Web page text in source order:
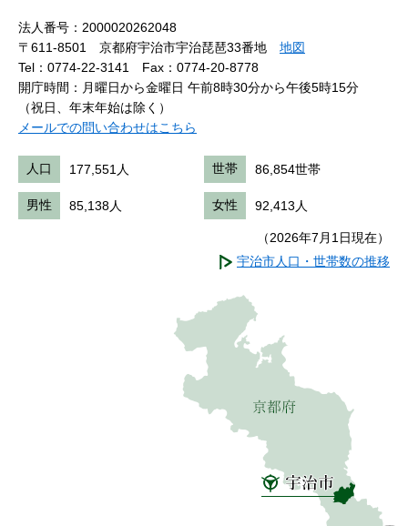
法人番号：2000020262048
〒611-8501 京都府宇治市宇治琵琶33番地 地図
Tel：0774-22-3141
Fax：0774-20-8778
開庁時間：月曜日から金曜日 午前8時30分から午後5時15分
（祝日、年末年始は除く）
メールでの問い合わせはこちら
人口 177,551人 世帯 86,854世帯
男性 85,138人 女性 92,413人
（2026年7月1日現在）
宇治市人口・世帯数の推移